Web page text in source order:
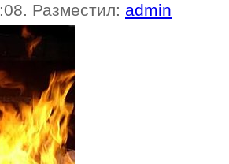
Разместил: admin